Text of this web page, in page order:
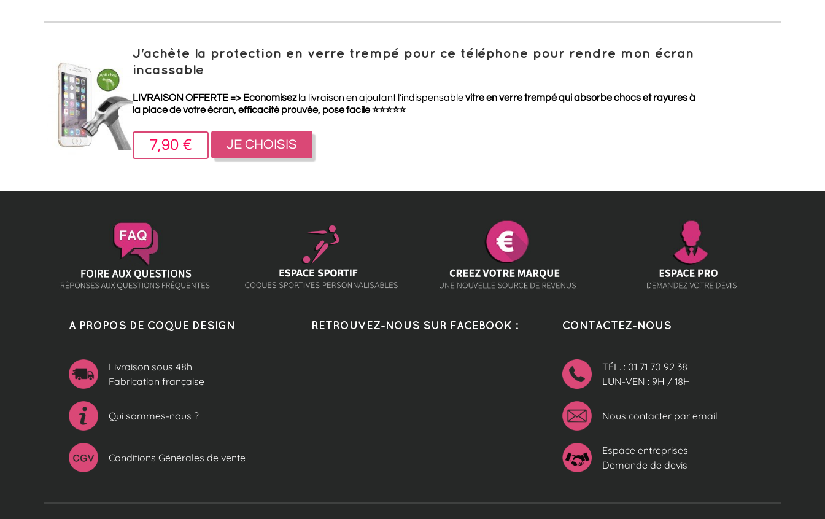
J'achète la protection en verre trempé pour ce téléphone pour rendre mon écran
incassable
LIVRAISON OFFERTE => Economisezla livraison en ajoutant l'indispensablevitre en verre trempé qui absorbe chocs et rayures à
la place de votre écran, efficacité prouvée, pose facile⭐⭐⭐⭐⭐
7,90 € JE CHOISIS
A PROPOS DE COQUE DESIGN
Livraison sous 48h
Fabrication française
Qui sommes-nous ?
Conditions Générales de vente
RETROUVEZ-NOUS SUR FACEBOOK : CONTACTEZ-NOUS
TÉL. : 01 71 70 92 38
LUN-VEN : 9H / 18H
Nous contacter par email
Espace entreprises
Demande de devis